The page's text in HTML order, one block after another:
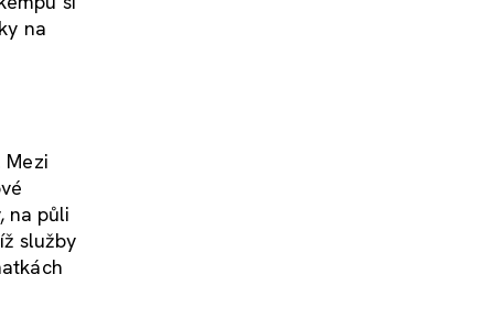
na
na půli
služby